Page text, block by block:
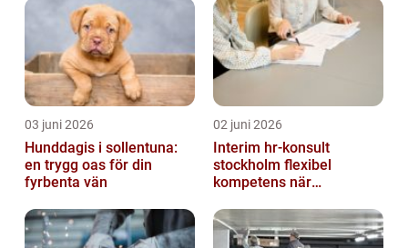
03 juni 2026
Hunddagis i sollentuna:
en trygg oas för din
fyrbenta vän
02 juni 2026
Interim hr-konsult
stockholm flexibel
kompetens när